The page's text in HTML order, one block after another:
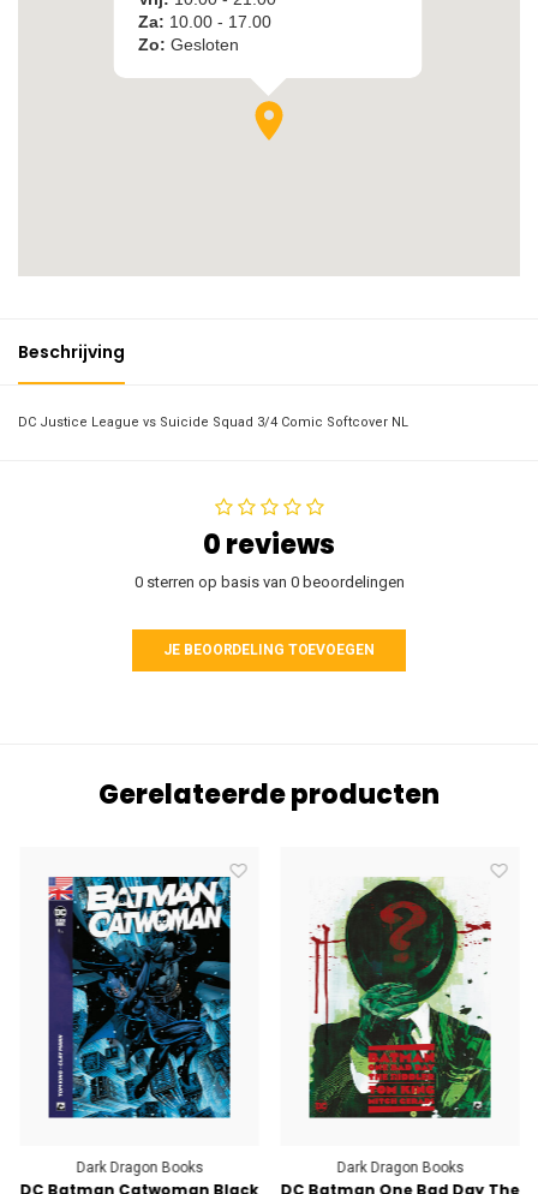
Beschrijving
DC Justice League vs Suicide Squad 3/4 Comic Softcover NL
0 reviews
0 sterren op basis van 0 beoordelingen
JE BEOORDELING TOEVOEGEN
Gerelateerde producten
Dark Dragon Books Dark Dragon Books